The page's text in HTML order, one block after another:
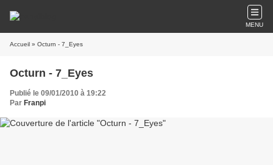
MENU
Accueil » Octurn - 7_Eyes
Octurn - 7_Eyes
Publié le 09/01/2010 à 19:22
Par Franpi